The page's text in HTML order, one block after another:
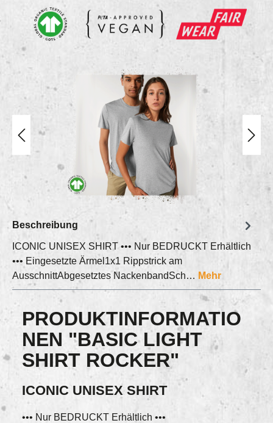
Bildergalerie überspringen
Beschreibung
ICONIC UNISEX SHIRT ••• Nur BEDRUCKT Erhältlich
••• Eingesetzte Ärmel1x1 Rippstrick am
AusschnittAbgesetztes NackenbandSch… Mehr
PRODUKTINFORMATIO
NEN "BASIC LIGHT
SHIRT ROCKER"
ICONIC UNISEX SHIRT
••• Nur BEDRUCKT Erhältlich •••